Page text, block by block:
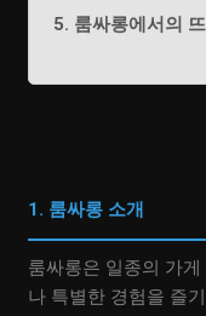
5. 룸싸롱에서의
1. 룸싸롱 소개
룸싸롱은 일종의 가
나 특별한 경험을 즐